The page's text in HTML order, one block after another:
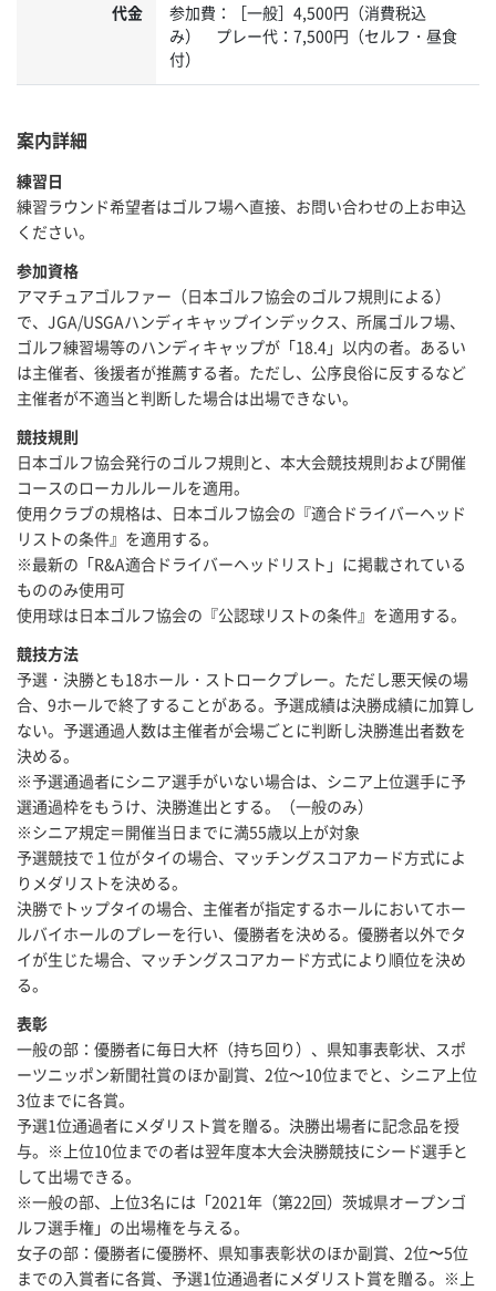
代金
参加費：［一般］4,500円（消費税込
み） プレー代：7,500円（セルフ・昼食
付）
案内詳細
練習日
練習ラウンド希望者はゴルフ場へ直接、お問い合わせの上お申込
ください。
参加資格
アマチュアゴルファー（日本ゴルフ協会のゴルフ規則による）
で、JGA/USGAハンディキャップインデックス、所属ゴルフ場、
ゴルフ練習場等のハンディキャップが「18.4」以内の者。あるい
は主催者、後援者が推薦する者。ただし、公序良俗に反するなど
主催者が不適当と判断した場合は出場できない。
競技規則
日本ゴルフ協会発行のゴルフ規則と、本大会競技規則および開催
コースのローカルルールを適用。
使用クラブの規格は、日本ゴルフ協会の『適合ドライバーヘッド
リストの条件』を適用する。
※最新の「R&A適合ドライバーヘッドリスト」に掲載されている
もののみ使用可
使用球は日本ゴルフ協会の『公認球リストの条件』を適用する。
競技方法
予選・決勝とも18ホール・ストロークプレー。ただし悪天候の場
合、9ホールで終了することがある。予選成績は決勝成績に加算し
ない。予選通過人数は主催者が会場ごとに判断し決勝進出者数を
決める。
※予選通過者にシニア選手がいない場合は、シニア上位選手に予
選通過枠をもうけ、決勝進出とする。（一般のみ）
※シニア規定＝開催当日までに満55歳以上が対象
予選競技で１位がタイの場合、マッチングスコアカード方式によ
りメダリストを決める。
決勝でトップタイの場合、主催者が指定するホールにおいてホー
ルバイホールのプレーを行い、優勝者を決める。優勝者以外でタ
イが生じた場合、マッチングスコアカード方式により順位を決め
る。
表彰
一般の部：優勝者に毎日大杯（持ち回り）、県知事表彰状、スポ
ーツニッポン新聞社賞のほか副賞、2位～10位までと、シニア上位
3位までに各賞。
予選1位通過者にメダリスト賞を贈る。決勝出場者に記念品を授
与。※上位10位までの者は翌年度本大会決勝競技にシード選手と
して出場できる。
※一般の部、上位3名には「2021年（第22回）茨城県オープンゴ
ルフ選手権」の出場権を与える。
女子の部：優勝者に優勝杯、県知事表彰状のほか副賞、2位〜5位
までの入賞者に各賞、予選1位通過者にメダリスト賞を贈る。※上